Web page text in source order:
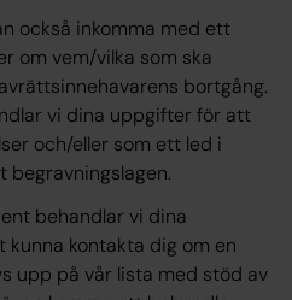
också inkomma med ett
om vem/vilka som ska
bortgång.
vi dina uppgifter för att
och/eller som ett led i
begravningslagen.
behandlar vi dina
kontakta dig om en
upp på vår lista med stöd av